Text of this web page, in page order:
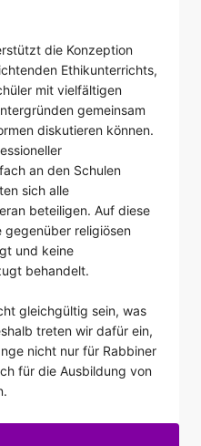
die Konzeption
Ethikunterrichts,
mit vielfältigen
gemeinsam
diskutieren können.
an den Schulen
sich alle
beteiligen. Auf diese
gegenüber religiösen
und keine
behandelt.
gleichgültig sein, was
treten wir dafür ein,
nicht nur für Rabbiner
für die Ausbildung von